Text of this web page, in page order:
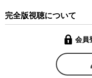
完全版視聴について
会員